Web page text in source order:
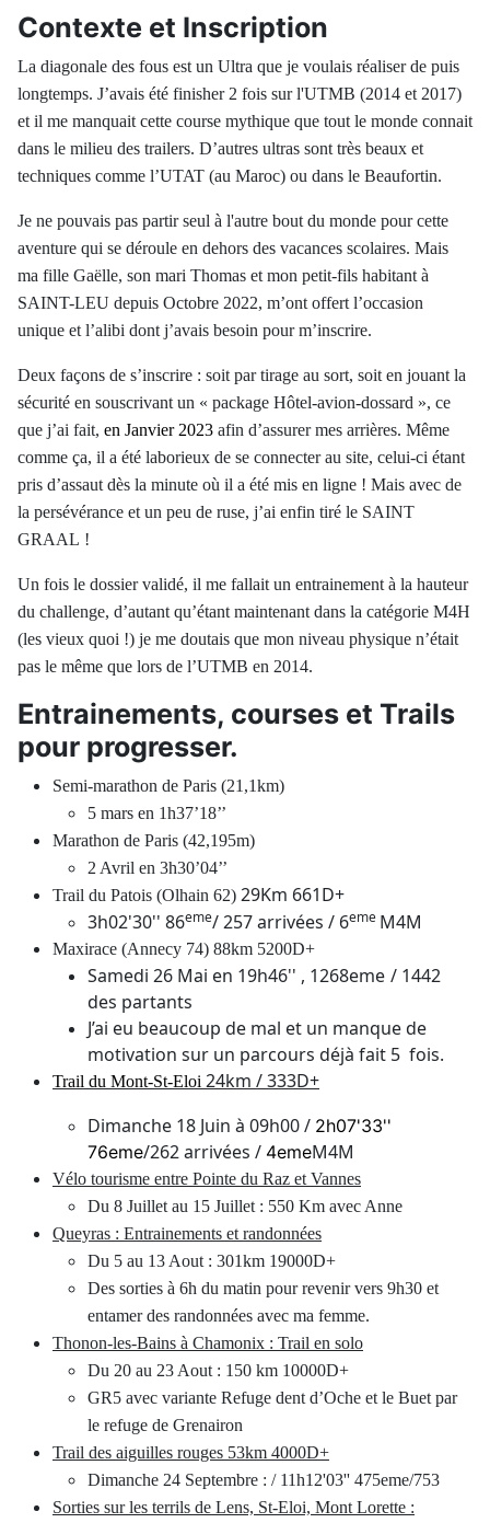
Contexte et Inscription
La diagonale des fous est un Ultra que je voulais réaliser de puis
longtemps. J’avais été finisher2 fois sur l'UTMB (2014 et 2017)
et il me manquait cette course mythique que tout le monde connait
dans le milieu des trailers. D’autres ultras sont très beaux et
techniques comme l’UTAT (au Maroc) ou dans le Beaufortin.
Je ne pouvais pas partir seul à l'autre bout du monde pour cette
aventure qui se déroule en dehors des vacances scolaires. Mais
ma fille Gaëlle, son mari Thomas et mon petit-fils habitant à
SAINT-LEU depuis Octobre 2022, m’ont offert l’occasion
unique et l’alibi dont j’avais besoin pour m’inscrire.
Deux façons de s’inscrire : soit par tirage au sort, soit en jouant la
sécurité en souscrivant un « package Hôtel-avion-dossard », ce
que j’ai fait, en Janvier 2023 afin d’assurer mes arrières. Même
comme ça, il a été laborieux de se connecter au site, celui-ci étant
pris d’assaut dès la minute où il a été mis en ligne ! Mais avec de
la persévérance et un peu de ruse, j’ai enfin tiré le SAINT
GRAAL !
Un fois le dossier validé, il me fallait un entrainement à la hauteur
du challenge, d’autant qu’étant maintenant dans la catégorie M4H
(les vieux quoi !) je me doutais que mon niveau physique n’était
pas le même que lors de l’UTMB en 2014.
Entrainements, courses et Trails
pour progresser.
Semi-marathon de Paris (21,1km)
5 mars en 1h37’18’’
Marathon de Paris (42,195m)
2 Avril en 3h30’04’’
Trail du Patois (Olhain 62) 29Km 661D+
3h02'30'' 86eme/ 257 arrivées / 6eme M4M
Maxirace (Annecy 74) 88km 5200D+
Samedi 26 Mai en 19h46'' , 1268eme / 1442
des partants
J’ai eu beaucoup de mal et un manque de
motivation sur un parcours déjà fait 5 fois.
Trail du Mont-St-Eloi 24km / 333D+
Dimanche 18 Juin à 09h00 / 2h07'33''
76eme/262 arrivées / 4emeM4M
Vélo tourisme entre Pointe du Raz et Vannes
Du 8 Juillet au 15 Juillet : 550 Km avec Anne
Queyras : Entrainements et randonnées
Du 5 au 13 Aout : 301km 19000D+
Des sorties à 6h du matin pour revenir vers 9h30 et
entamer des randonnées avec ma femme.
Thonon-les-Bains à Chamonix : Trail en solo
Du 20 au 23 Aout : 150 km 10000D+
GR5 avec variante Refuge dent d’Oche et le Buet par
le refuge de Grenairon
Trail des aiguilles rouges 53km 4000D+
Dimanche 24 Septembre : / 11h12'03'' 475eme/753
Sorties sur les terrils de Lens, St-Eloi, Mont Lorette :